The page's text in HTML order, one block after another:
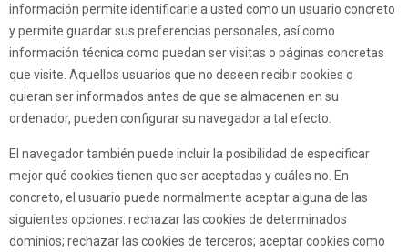
información permite identificarle a usted como un usuario concreto
y permite guardar sus preferencias personales, así como
información técnica como puedan ser visitas o páginas concretas
que visite. Aquellos usuarios que no deseen recibir cookies o
quieran ser informados antes de que se almacenen en su
ordenador, pueden configurar su navegador a tal efecto.
El navegador también puede incluir la posibilidad de especificar
mejor qué cookies tienen que ser aceptadas y cuáles no. En
concreto, el usuario puede normalmente aceptar alguna de las
siguientes opciones: rechazar las cookies de determinados
dominios; rechazar las cookies de terceros; aceptar cookies como